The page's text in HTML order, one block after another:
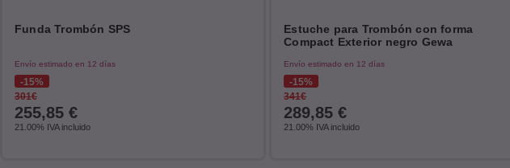
Funda Trombón SPS
Envío estimado en 12 días
15%
301€
255,85 €
21.00% IVA incluido
Estuche para Trombón con forma
Compact Exterior negro Gewa
Envío estimado en 12 días
15%
341€
289,85 €
21.00% IVA incluido